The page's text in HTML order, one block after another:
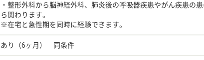
・整形外科から脳神経外科、肺炎後の呼吸器疾患やがん疾患の
ら関わります。
※在宅と急性期を同時に経験できます。
あり（6ヶ月） 同条件